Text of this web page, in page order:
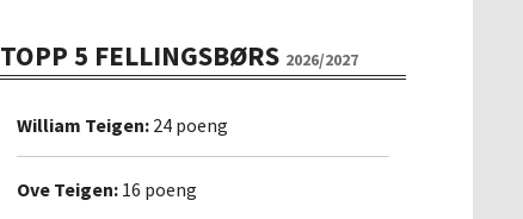
TOPP 5 FELLINGSBØRS 2026/2027
William Teigen: 24 poeng
Ove Teigen: 16 poeng